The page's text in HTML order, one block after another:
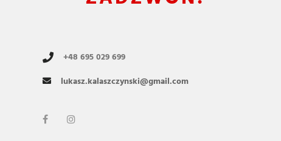
+48 695 029 699
lukasz.kalaszczynski@gmail.com